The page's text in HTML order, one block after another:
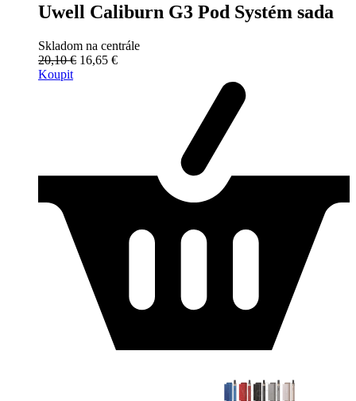
Uwell Caliburn G3 Pod Systém sada
Skladom na centrále
20,10 € 16,65 €
Koupit